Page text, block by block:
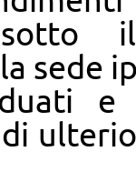
il
sede
e